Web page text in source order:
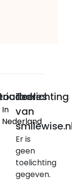
In
Nederland
Toelichting
van
Er is
geen
toelichting
gegeven.